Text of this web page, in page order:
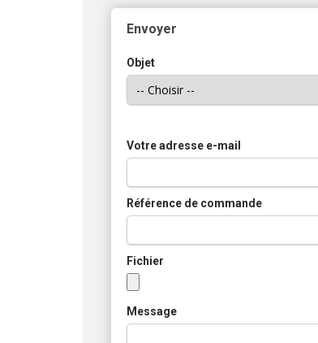
Envoyer
Objet
Votre adresse e-mail
Référence de commande
Fichier
Message